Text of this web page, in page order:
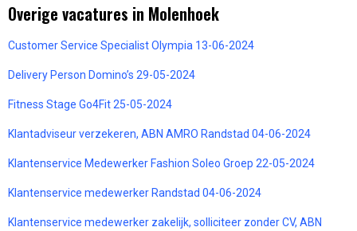
Overige vacatures in Molenhoek
Customer Service Specialist Olympia 13-06-2024
Delivery Person Domino’s 29-05-2024
Fitness Stage Go4Fit 25-05-2024
Klantadviseur verzekeren, ABN AMRO Randstad 04-06-2024
Klantenservice Medewerker Fashion Soleo Groep 22-05-2024
Klantenservice medewerker Randstad 04-06-2024
Klantenservice medewerker zakelijk, solliciteer zonder CV, ABN